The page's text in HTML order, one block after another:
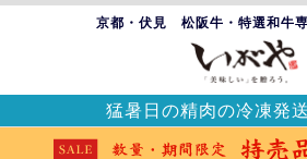
京都・伏見 松阪牛・特選和牛
猛暑日の精肉の冷凍発